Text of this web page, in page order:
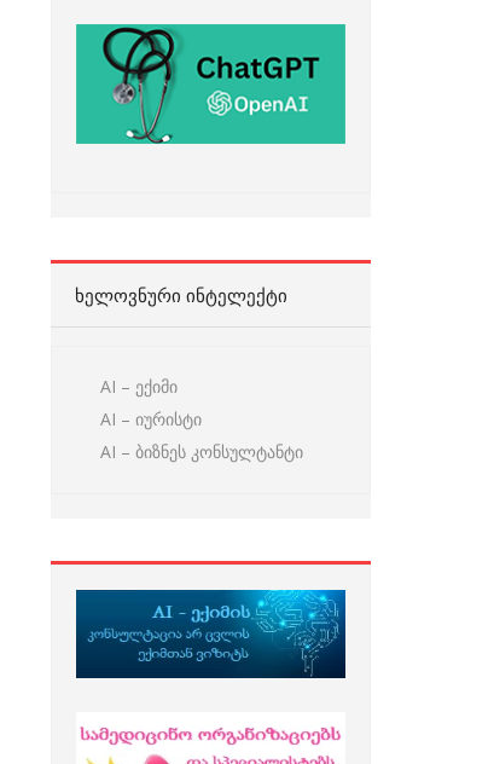
ᲮᲔᲚᲝᲕᲜᲣᲠᲘ ᲘᲜᲢᲔᲚᲔᲥᲢᲘ
AI – ექიმი
AI – იურისტი
AI – ბიზნეს კონსულტანტი